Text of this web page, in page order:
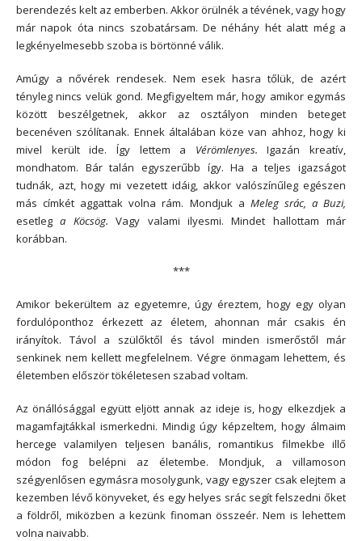
berendezés kelt az emberben. Akkor örülnék a tévének, vagy hogy
már napok óta nincs szobatársam. De néhány hét alatt még a
legkényelmesebb szoba is börtönné válik.
Amúgy a nővérek rendesek. Nem esek hasra tőlük, de azért
tényleg nincs velük gond. Megfigyeltem már, hogy amikor egymás
között beszélgetnek, akkor az osztályon minden beteget
becenéven szólítanak. Ennek általában köze van ahhoz, hogy ki
mivel került ide. Így lettem a Vérömlenyes. Igazán kreatív,
mondhatom. Bár talán egyszerűbb így. Ha a teljes igazságot
tudnák, azt, hogy mi vezetett idáig, akkor valószínűleg egészen
más címkét aggattak volna rám. Mondjuk a Meleg srác, a Buzi,
esetleg a Köcsög. Vagy valami ilyesmi. Mindet hallottam már
korábban.
***
Amikor bekerültem az egyetemre, úgy éreztem, hogy egy olyan
fordulóponthoz érkezett az életem, ahonnan már csakis én
irányítok. Távol a szülőktől és távol minden ismerőstől már
senkinek nem kellett megfelelnem. Végre önmagam lehettem, és
életemben először tökéletesen szabad voltam.
Az önállósággal együtt eljött annak az ideje is, hogy elkezdjek a
magamfajtákkal ismerkedni. Mindig úgy képzeltem, hogy álmaim
hercege valamilyen teljesen banális, romantikus filmekbe illő
módon fog belépni az életembe. Mondjuk, a villamoson
szégyenlősen egymásra mosolygunk, vagy egyszer csak elejtem a
kezemben lévő könyveket, és egy helyes srác segít felszedni őket
a földről, miközben a kezünk finoman összeér. Nem is lehettem
volna naivabb.